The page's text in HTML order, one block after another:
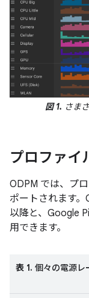
図 1. さま
プロファイ
ODPM では、プ
ポートされます。
以降と、Google
用できます。
表 1. 個々の電源レ